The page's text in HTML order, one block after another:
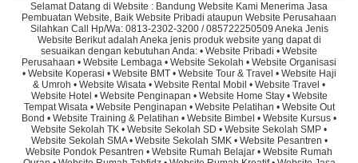
Selamat Datang di Website : Bandung Website Kami Menerima Jasa
Pembuatan Website, Baik Website Pribadi ataupun Website Perusahaan
Silahkan Call Hp/Wa: 0813-2302-3200 / 085722250509 Aneka Jenis
Website Berikut adalah Aneka jenis produk website yang dapat di
sesuaikan dengan kebutuhan Anda: • Website Pribadi • Website
Perusahaan • Website Lembaga • Website Sekolah • Website Organisasi
• Website Koperasi • Website BMT • Website Tour & Travel • Website Haji
& Umroh • Website Wisata • Website Rental Mobil • Website Travel •
Website Hotel • Website Penginapan • Website Home Stay • Website
Tempat Wisata • Website Penginapan • Website Pelatihan • Website Out
Bond • Website Training & Pelatihan • Website Bimbel • Website Kursus •
Website Sekolah TK • Website Sekolah SD • Website Sekolah SMP •
Website Sekolah SMA • Website Sekolah SMK • Website Pesantren •
Website Pondok Pesantren • Website Rumah Belajar • Website Rumah